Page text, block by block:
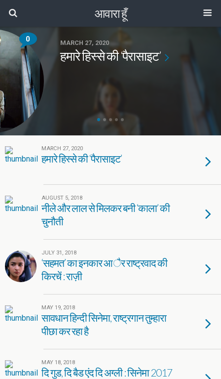
आवारा हूँ
0 MARCH 27, 2020
हमारे हिस्से की ‘पैरासाइट’
MARCH 27, 2020
हमारे हिस्से की ‘पैरासाइट’
AUGUST 5, 2018
नीले और लाल से मिलकर बनी ‘काला’ की
चुनौती
JULY 31, 2018
‘सहमत’ का इनकार आैर राष्ट्रवाद की
किरचें : राज़ी
MAY 19, 2018
सावधान हिन्दी सिनेमा, राष्ट्रगान तुम्हारा
पीछा कर रहा है
MAY 18, 2018
दि गुड, दि बैड एंद दि अग्ली : सिनेमा 2017